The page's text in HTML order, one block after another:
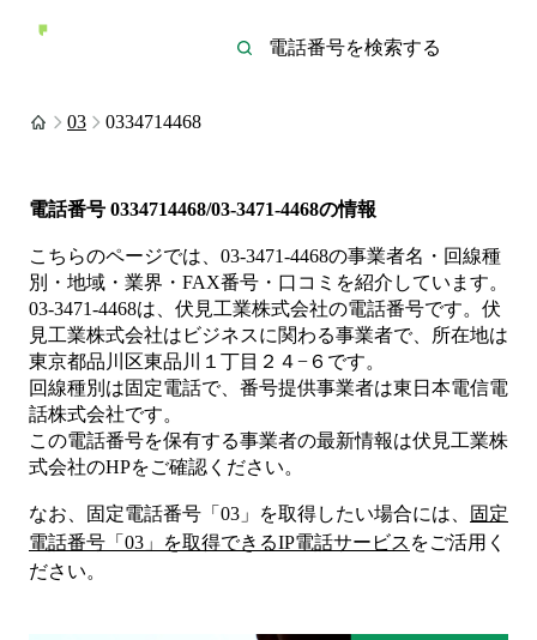
03 0334714468
電話番号 0334714468/03-3471-4468の情報
こちらのページでは、 03-3471-4468の事業者名・回線種
別・地域・業界・FAX番号・口コミを紹介しています。
03-3471-4468は、 伏見工業株式会社の電話番号です。 伏
見工業株式会社は ビジネスに関わる事業者で、所在地は
東京都品川区東品川１丁目２４−６ です。
回線種別は固定電話で、番号提供事業者は東日本電信電
話株式会社です。
この電話番号を保有する事業者の最新情報は伏見工業株
式会社のHPをご確認ください。
なお、固定電話番号「 03 」を取得したい場合には、
固定
電話番号「 03 」を取得できるIP電話サービス をご活用く
ださい。